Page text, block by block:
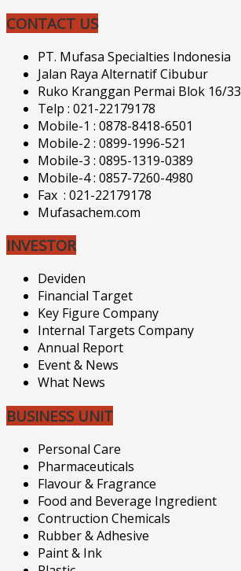
CONTACT US
PT. Mufasa Specialties Indonesia
Jalan Raya Alternatif Cibubur
Ruko Kranggan Permai Blok 16/33
Telp : 021-22179178
Mobile-1 : 0878-8418-6501
Mobile-2 : 0899-1996-521
Mobile-3 : 0895-1319-0389
Mobile-4 : 0857-7260-4980
Fax : 021-22179178
Mufasachem.com
INVESTOR
Deviden
Financial Target
Key Figure Company
Internal Targets Company
Annual Report
Event & News
What News
BUSINESS UNIT
Personal Care
Pharmaceuticals
Flavour & Fragrance
Food and Beverage Ingredient
Contruction Chemicals
Rubber & Adhesive
Paint & Ink